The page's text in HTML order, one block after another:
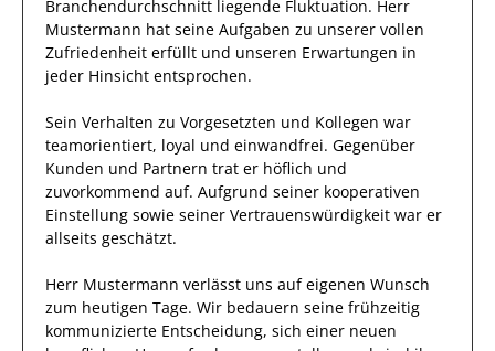
Branchendurchschnitt liegende Fluktuation. Herr
Mustermann hat seine Aufgaben zu unserer vollen
Zufriedenheit erfüllt und unseren Erwartungen in
jeder Hinsicht entsprochen.
Sein Verhalten zu Vorgesetzten und Kollegen war
teamorientiert, loyal und einwandfrei. Gegenüber
Kunden und Partnern trat er höflich und
zuvorkommend auf. Aufgrund seiner kooperativen
Einstellung sowie seiner Vertrauenswürdigkeit war er
allseits geschätzt.
Herr Mustermann verlässt uns auf eigenen Wunsch
zum heutigen Tage. Wir bedauern seine frühzeitig
kommunizierte Entscheidung, sich einer neuen